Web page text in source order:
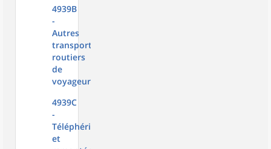
4939B
-
Autres
transports
routiers
de
voyageurs
4939C
-
Téléphériques
et